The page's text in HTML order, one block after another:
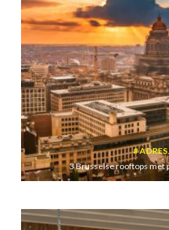
3 Brusselse rooftops met